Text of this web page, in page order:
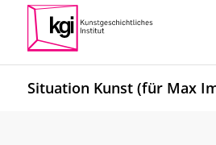
Situation Kunst (für Max